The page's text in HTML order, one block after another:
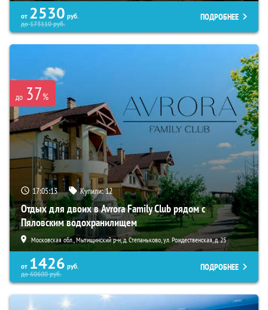
от 2530 руб.
до173110руб.
ПОДРОБНЕЕ
до 37%
17:05:11 Купили:12
Отдых для двоих в Avrora Family Club рядом с
Пяловским водохранилищем
Московская обл., Мытищинский р-н, д. Степаньково, ул. Рождественская, д. 25
от 1426 руб.
до60600руб.
ПОДРОБНЕЕ